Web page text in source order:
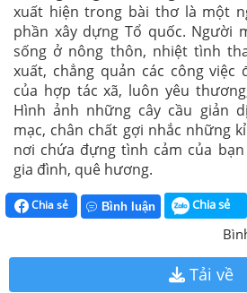
xuất hiện trong bài thơ là một
phần xây dựng Tổ quốc. Người
sống ở nông thôn, nhiệt tình
xuất, chẳng quản các công việc
của hợp tác xã, luôn yêu
Hình ảnh những cây cầu giản
mạc, chân chất gợi nhắc những
nơi chứa đựng tình cảm của
gia đình, quê hương.
Chia sẻ Bình luận Chia sẻ
Tải về